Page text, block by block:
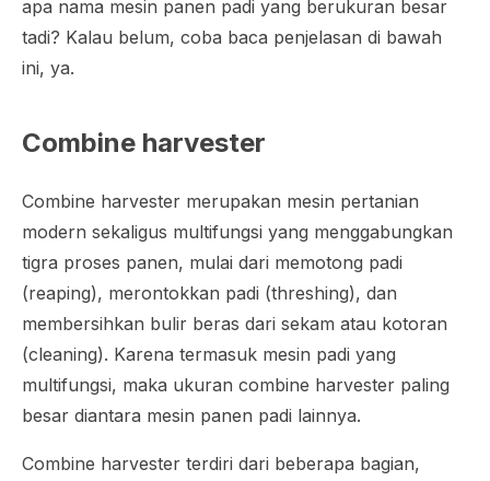
apa nama mesin panen padi yang berukuran besar
tadi? Kalau belum, coba baca penjelasan di bawah
ini, ya.
Combine harvester
Combine harvester merupakan mesin pertanian
modern sekaligus multifungsi yang menggabungkan
tigra proses panen, mulai dari memotong padi
(reaping), merontokkan padi (threshing), dan
membersihkan bulir beras dari sekam atau kotoran
(cleaning). Karena termasuk mesin padi yang
multifungsi, maka ukuran combine harvester paling
besar diantara mesin panen padi lainnya.
Combine harvester terdiri dari beberapa bagian,